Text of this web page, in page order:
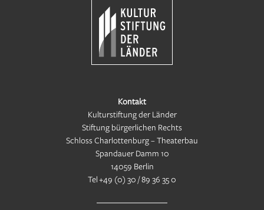
Kontakt
Kulturstiftung der Länder
Stiftung bürgerlichen Rechts
Schloss Charlottenburg – Theaterbau
Spandauer Damm 10
14059 Berlin
Tel+49 (0) 30 / 89 36 35 0